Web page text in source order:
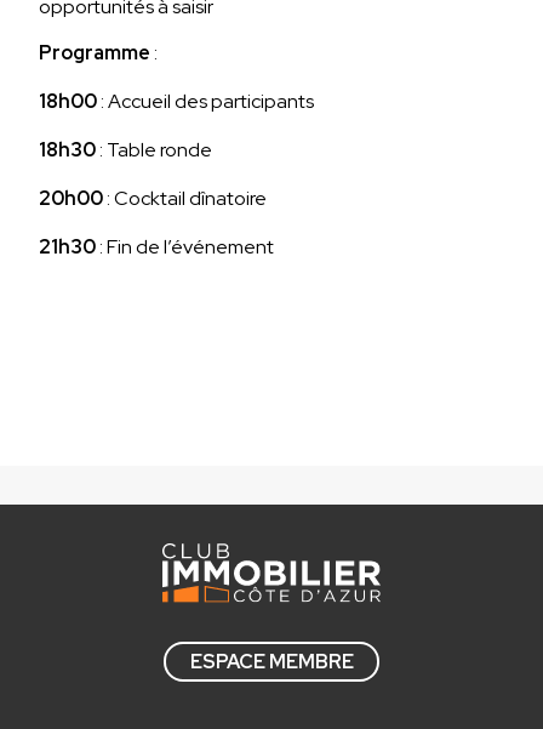
opportunités à saisir
Programme :
18h00: Accueil des participants
18h30: Table ronde
20h00: Cocktail dînatoire
21h30: Fin de l’événement
ESPACE MEMBRE